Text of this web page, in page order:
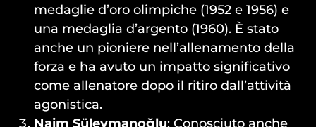
medaglie d’oro olimpiche (1952 e 1956) e
una medaglia d’argento (1960). È stato
anche un pioniere nell’allenamento della
forza e ha avuto un impatto significativo
come allenatore dopo il ritiro dall’attività
agonistica.
Naim Süleymanoğlu: Conosciuto anche